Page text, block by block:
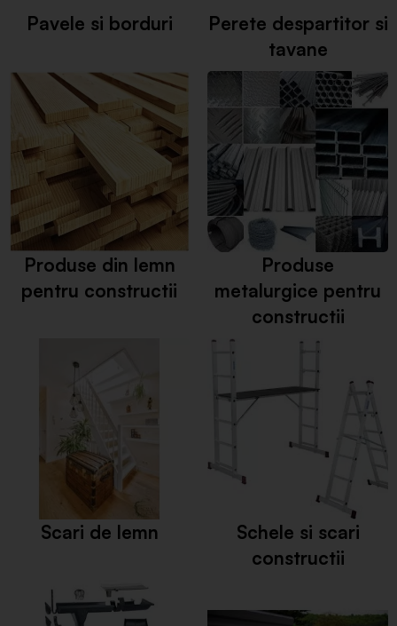
Pavele si borduri
Perete despartitor si
tavane
Produse din lemn
pentru constructii
Produse
metalurgice pentru
constructii
Scari de lemn
Schele si scari
constructii